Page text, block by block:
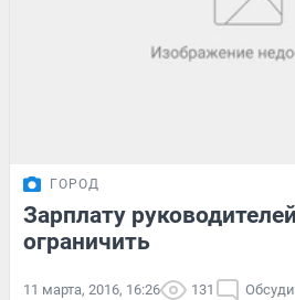
ГОРОД
Зарплату
ограничить
11 марта, 2016, 16:26 131